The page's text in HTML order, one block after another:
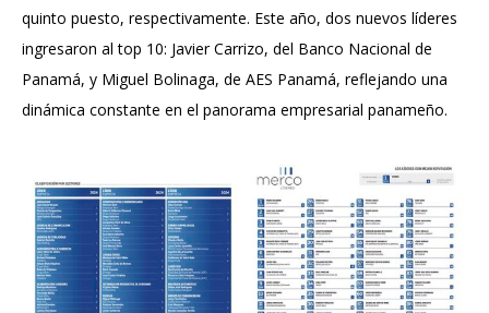
quinto puesto, respectivamente. Este año, dos nuevos líderes
ingresaron al top 10: Javier Carrizo, del Banco Nacional de
Panamá, y Miguel Bolinaga, de AES Panamá, reflejando una
dinámica constante en el panorama empresarial panameño.